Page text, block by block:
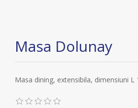
Masa Dolunay
Masa dining, extensibila, dimensiuni L